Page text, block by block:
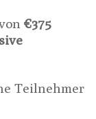
€375
Teilnehmer